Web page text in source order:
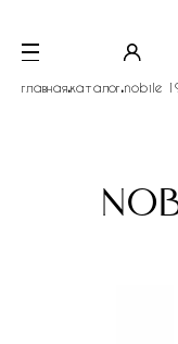
главная.каталог.nobile